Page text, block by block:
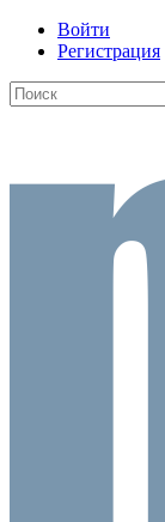
Войти
Регистрация